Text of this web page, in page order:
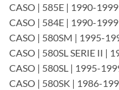
CASO | 585E | 1990-1999
CASO | 584E | 1990-1999
CASO | 580SM | 1995-
CASO | 580SL SERIE II |
CASO | 580SL | 1995-
CASO | 580SK | 1986-